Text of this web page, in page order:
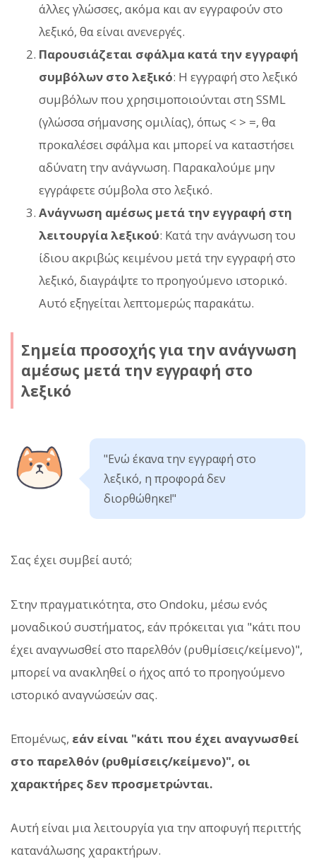
άλλες γλώσσες, ακόμα και αν εγγραφούν στο
λεξικό, θα είναι ανενεργές.
Παρουσιάζεται σφάλμα κατά την εγγραφή
συμβόλων στο λεξικό: Η εγγραφή στο λεξικό
συμβόλων που χρησιμοποιούνται στη SSML
(γλώσσα σήμανσης ομιλίας), όπως < > =, θα
προκαλέσει σφάλμα και μπορεί να καταστήσει
αδύνατη την ανάγνωση. Παρακαλούμε μην
εγγράφετε σύμβολα στο λεξικό.
Ανάγνωση αμέσως μετά την εγγραφή στη
λειτουργία λεξικού: Κατά την ανάγνωση του
ίδιου ακριβώς κειμένου μετά την εγγραφή στο
λεξικό, διαγράψτε το προηγούμενο ιστορικό.
Αυτό εξηγείται λεπτομερώς παρακάτω.
Σημεία προσοχής για την ανάγνωση
αμέσως μετά την εγγραφή στο
λεξικό
"Ενώ έκανα την εγγραφή στο
λεξικό, η προφορά δεν
διορθώθηκε!"
Σας έχει συμβεί αυτό;
Στην πραγματικότητα, στο Ondoku, μέσω ενός
μοναδικού συστήματος, εάν πρόκειται για "κάτι που
έχει αναγνωσθεί στο παρελθόν (ρυθμίσεις/κείμενο)",
μπορεί να ανακληθεί ο ήχος από το προηγούμενο
ιστορικό αναγνώσεών σας.
Επομένως, εάν είναι "κάτι που έχει αναγνωσθεί
στο παρελθόν (ρυθμίσεις/κείμενο)", οι
χαρακτήρες δεν προσμετρώνται.
Αυτή είναι μια λειτουργία για την αποφυγή περιττής
κατανάλωσης χαρακτήρων.